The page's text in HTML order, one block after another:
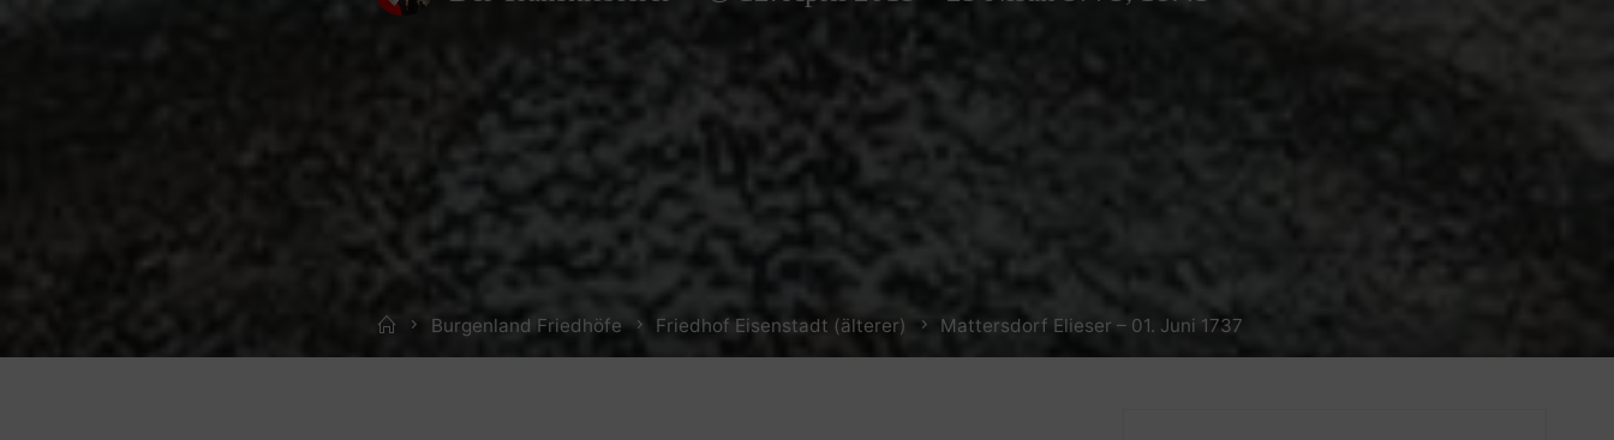
HomeBurgenland Friedhöfe Friedhof Eisenstadt (älterer) Mattersdorf Elieser – 01. Juni 1737